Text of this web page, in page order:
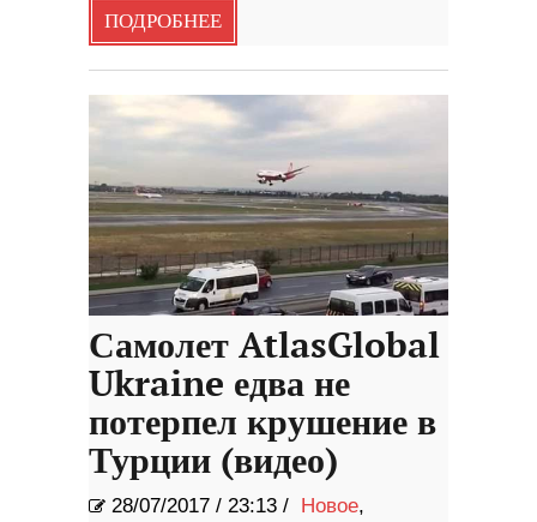
ПОДРОБНЕЕ
Самолет AtlasGlobal
Ukraine едва не
потерпел крушение в
Турции (видео)
28/07/2017 / 23:13 / Новое,